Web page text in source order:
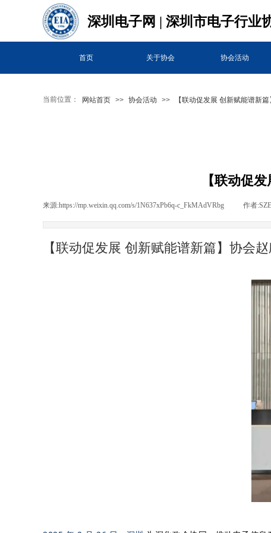
深圳电子网 | 深圳市电子行业
首页 关于协会 协会活动
当前位置： 网站首页 >> 协会活动 >> 【联动促发展 创新赋能谱新
【联动促
来源:https://mp.weixin.qq.com/s/1N637xPb6q-c_FkMAdVRbg 作者:
【联动促发展 创新赋能谱新篇】协会